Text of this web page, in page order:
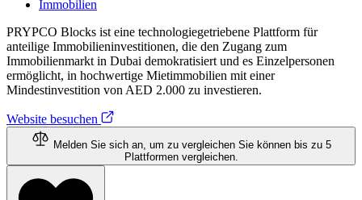
Immobilien
PRYPCO Blocks ist eine technologiegetriebene Plattform für
anteilige Immobilieninvestitionen, die den Zugang zum
Immobilienmarkt in Dubai demokratisiert und es Einzelpersonen
ermöglicht, in hochwertige Mietimmobilien mit einer
Mindestinvestition von AED 2.000 zu investieren.
Website besuchen
Melden Sie sich an, um zu vergleichen Sie können bis zu 5
Plattformen vergleichen.